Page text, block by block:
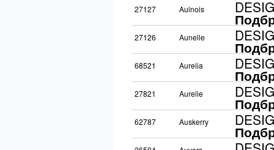
27127 Aulnois
27126 Aunelle
68521 Aurelia
27821 Aurelie
62787 Auskerry